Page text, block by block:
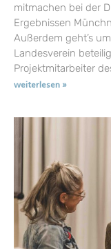
mitmachen bei der
Ergebnissen
Außerdem geht’s
Landesverein
Projektmitarbeiter
weiterlesen »